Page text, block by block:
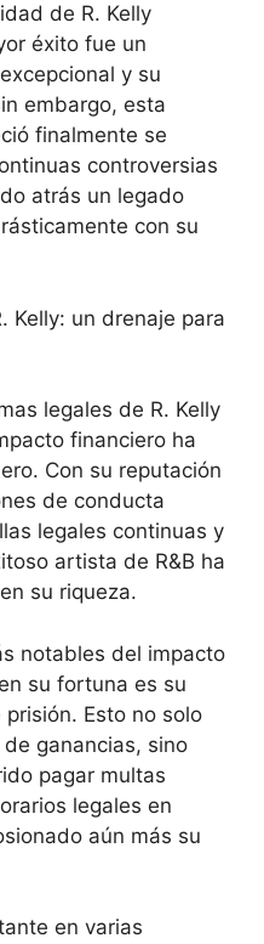
de R. Kelly
éxito fue un
y su
embargo, esta
finalmente se
controversias
atrás un legado
con su
Kelly: un drenaje para
legales de R. Kelly
financiero ha
Con su reputación
de conducta
legales continuas y
artista de R&B ha
su riqueza.
notables del impacto
su fortuna es su
Esto no solo
ganancias, sino
pagar multas
legales en
aún más su
en varias